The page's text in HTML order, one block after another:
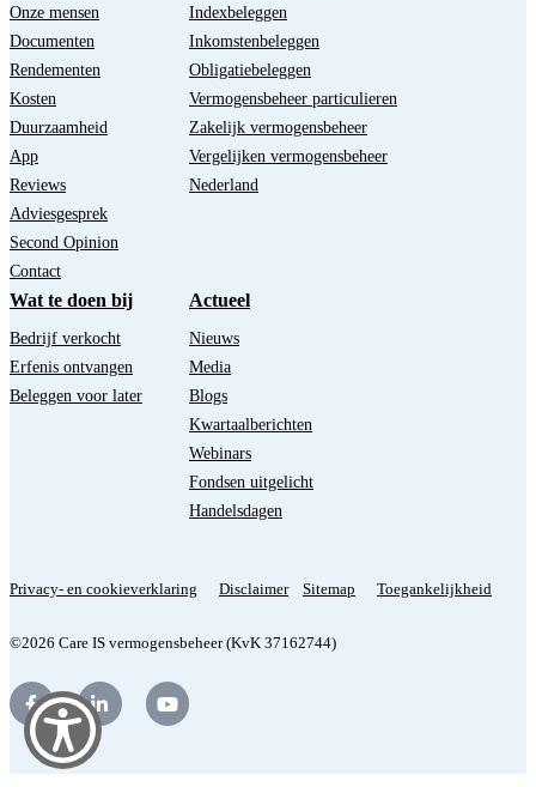
Onze mensen
Documenten
Rendementen
Kosten
Duurzaamheid
App
Reviews
Adviesgesprek
Second Opinion
Contact
Indexbeleggen
Inkomstenbeleggen
Obligatiebeleggen
Vermogensbeheer particulieren
Zakelijk vermogensbeheer
Vergelijken vermogensbeheer
Nederland
Wat te doen bij
Bedrijf verkocht
Erfenis ontvangen
Beleggen voor later
Actueel
Nieuws
Media
Blogs
Kwartaalberichten
Webinars
Fondsen uitgelicht
Handelsdagen
Privacy- en cookieverklaring Disclaimer Sitemap Toegankelijkheid
©2026 Care IS vermogensbeheer (KvK 37162744)